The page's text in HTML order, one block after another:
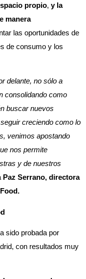
propio, y la
manera
las oportunidades de
de consumo y los
delante, no sólo a
consolidando como
buscar nuevos
creciendo como lo
venimos apostando
nos permite
y de nuestros
Paz Serrano, directora
sido probada por
con resultados muy